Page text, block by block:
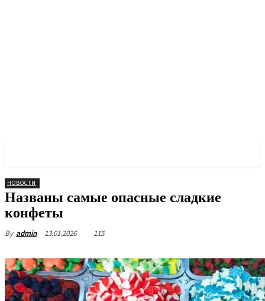
НОВОСТИ
Названы самые опасные сладкие
конфеты
By admin 13.01.2026 115